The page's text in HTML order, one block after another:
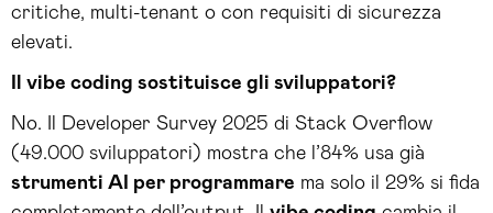
critiche, multi-tenant o con requisiti di sicurezza
elevati.
Il vibe coding sostituisce gli sviluppatori?
No. Il Developer Survey 2025 di Stack Overflow
(49.000 sviluppatori) mostra che l’84% usa già
strumenti AI per programmare ma solo il 29% si fida